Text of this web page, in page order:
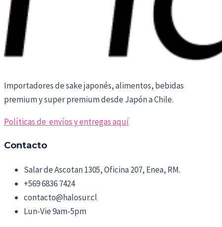
Importadores de sake japonés, alimentos, bebidas
premium y super premium desde Japón a Chile.
Políticas de envíos y entregas aquí
Contacto
Salar de Ascotan 1305, Oficina 207, Enea, RM.
+569 6836 7424
contacto@halosur.cl
Lun-Vie 9am-5pm